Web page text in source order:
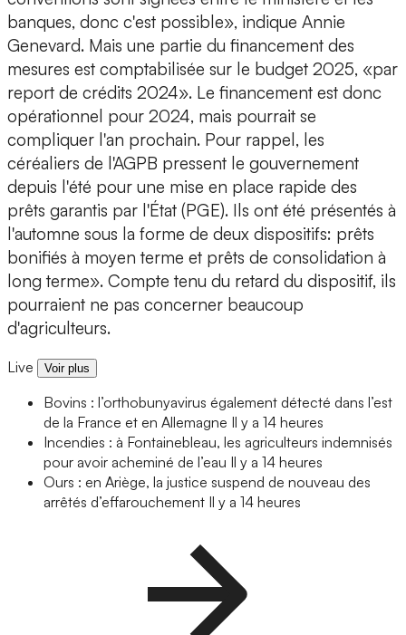
banques, donc c'est possible», indique Annie
Genevard. Mais une partie du financement des
mesures est comptabilisée sur le budget 2025, «par
report de crédits 2024». Le financement est donc
opérationnel pour 2024, mais pourrait se
compliquer l'an prochain. Pour rappel, les
céréaliers de l'AGPB pressent le gouvernement
depuis l'été pour une mise en place rapide des
prêts garantis par l'État (PGE). Ils ont été présentés à
l'automne sous la forme de deux dispositifs: prêts
bonifiés à moyen terme et prêts de consolidation à
long terme». Compte tenu du retard du dispositif, ils
pourraient ne pas concerner beaucoup
d'agriculteurs.
Live Voir plus
Bovins : l’orthobunyavirus également détecté dans l’est
de la France et en Allemagne Il y a 14 heures
Incendies : à Fontainebleau, les agriculteurs indemnisés
pour avoir acheminé de l’eau Il y a 14 heures
Ours : en Ariège, la justice suspend de nouveau des
arrêtés d’effarouchement Il y a 14 heures